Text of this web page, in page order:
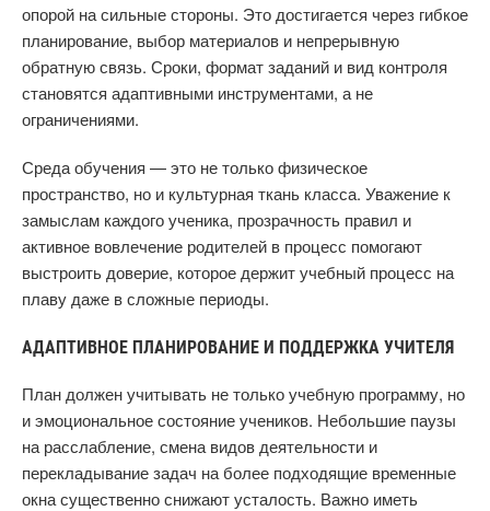
опорой на сильные стороны. Это достигается через гибкое
планирование, выбор материалов и непрерывную
обратную связь. Сроки, формат заданий и вид контроля
становятся адаптивными инструментами, а не
ограничениями.
Среда обучения — это не только физическое
пространство, но и культурная ткань класса. Уважение к
замыслам каждого ученика, прозрачность правил и
активное вовлечение родителей в процесс помогают
выстроить доверие, которое держит учебный процесс на
плаву даже в сложные периоды.
АДАПТИВНОЕ ПЛАНИРОВАНИЕ И ПОДДЕРЖКА УЧИТЕЛЯ
План должен учитывать не только учебную программу, но
и эмоциональное состояние учеников. Небольшие паузы
на расслабление, смена видов деятельности и
перекладывание задач на более подходящие временные
окна существенно снижают усталость. Важно иметь